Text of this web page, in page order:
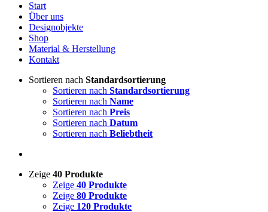
Start
Über uns
Designobjekte
Shop
Material & Herstellung
Kontakt
Sortieren nach Standardsortierung
Sortieren nach Standardsortierung
Sortieren nach Name
Sortieren nach Preis
Sortieren nach Datum
Sortieren nach Beliebtheit
Zeige 40 Produkte
Zeige 40 Produkte
Zeige 80 Produkte
Zeige 120 Produkte